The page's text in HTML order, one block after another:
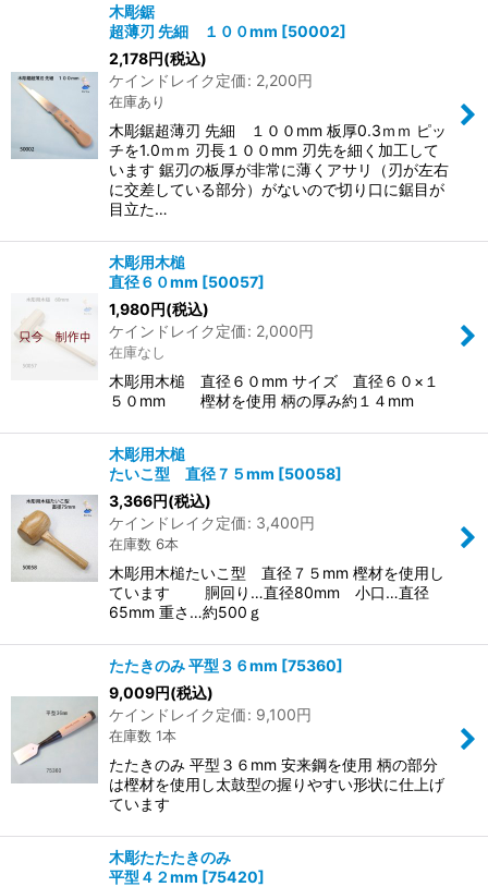
木彫鋸
超薄刃 先細 １００mm [50002]
2,178円(税込)
ケインドレイク定価: 2,200円
在庫あり
木彫鋸超薄刃 先細 １００mm 板厚0.3ｍｍ ピッ
チを1.0ｍｍ 刃長１００mm 刃先を細く加工して
います 鋸刃の板厚が非常に薄くアサリ（刃が左右
に交差している部分）がないので切り口に鋸目が
目立た…
木彫用木槌
直径６０mm [50057]
1,980円(税込)
ケインドレイク定価: 2,000円
在庫なし
木彫用木槌 直径６０mm サイズ 直径６０×１
５０mm 樫材を使用 柄の厚み約１４mm
木彫用木槌
たいこ型 直径７５mm [50058]
3,366円(税込)
ケインドレイク定価: 3,400円
在庫数 6本
木彫用木槌たいこ型 直径７５mm 樫材を使用し
ています 胴回り…直径80mm 小口…直径
65mm 重さ…約500ｇ
たたきのみ 平型３６mm [75360]
9,009円(税込)
ケインドレイク定価: 9,100円
在庫数 1本
たたきのみ 平型３６mm 安来鋼を使用 柄の部分
は樫材を使用し太鼓型の握りやすい形状に仕上げ
ています
木彫たたたきのみ
平型４２mm [75420]